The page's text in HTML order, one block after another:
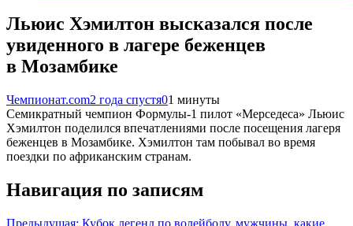
Льюис Хэмилтон высказался после
увиденного в лагере беженцев
в Мозамбике
Чемпионат.com2 года спустя01 минуты
Семикратный чемпион Формулы-1 пилот «Мерседеса» Льюис
Хэмилтон поделился впечатлениями после посещения лагеря
беженцев в Мозамбике. Хэмилтон там побывал во время
поездки по африканским странам.
Навигация по записям
Предыдущая: Кубок легенд по волейболу, мужчины, какие